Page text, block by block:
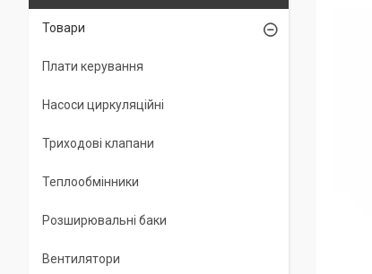
Товари
Плати керування
Насоси циркуляційні
Триходові клапани
Теплообмінники
Розширювальні баки
Вентилятори